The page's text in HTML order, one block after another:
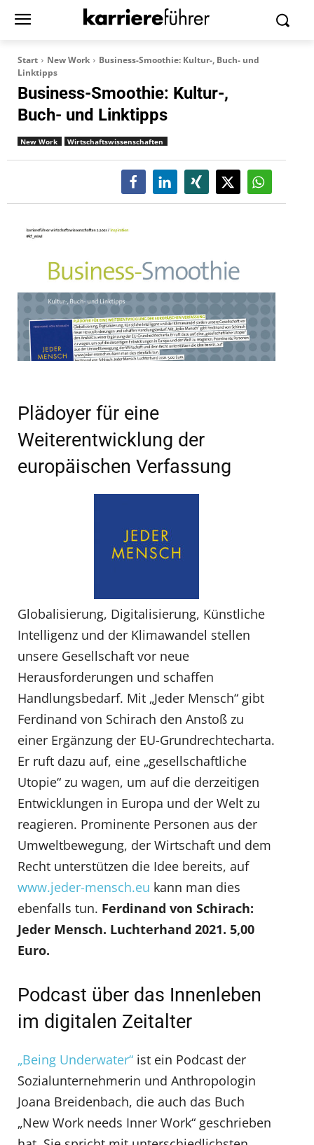
Start New Work
Business-Smoothie: Kultur-, Buch- und
Linktipps
Business-Smoothie: Kultur-,
Buch- und Linktipps
New Work Wirtschaftswissenschaften
Plädoyer für eine
Weiterentwicklung der
europäischen Verfassung
Globalisierung, Digitalisierung, Künstliche
Intelligenz und der Klimawandel stellen
unsere Gesellschaft vor neue
Herausforderungen und schaffen
Handlungsbedarf. Mit „Jeder Mensch“ gibt
Ferdinand von Schirach den Anstoß zu
einer Ergänzung der EU-Grundrechtecharta.
Er ruft dazu auf, eine „gesellschaftliche
Utopie“ zu wagen, um auf die derzeitigen
Entwicklungen in Europa und der Welt zu
reagieren. Prominente Personen aus der
Umweltbewegung, der Wirtschaft und dem
Recht unterstützen die Idee bereits, auf
www.jeder-mensch.eu kann man dies
ebenfalls tun. Ferdinand von Schirach:
Jeder Mensch. Luchterhand 2021. 5,00
Euro.
Podcast über das Innenleben
im digitalen Zeitalter
„Being Underwater“ ist ein Podcast der
Sozialunternehmerin und Anthropologin
Joana Breidenbach, die auch das Buch
„New Work needs Inner Work“ geschrieben